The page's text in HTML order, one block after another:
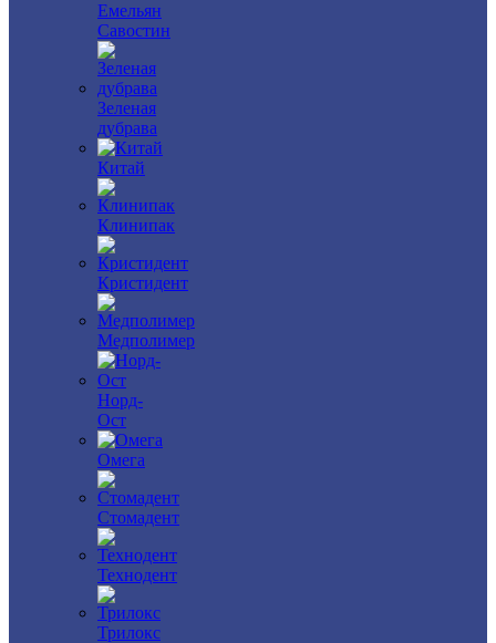
Емельян
Савостин
Зеленая
дубрава
Китай
Клинипак
Кристидент
Медполимер
Норд-
Ост
Омега
Стомадент
Технодент
Трилокс